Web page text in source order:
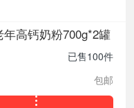
年高钙奶粉700g*2罐
已售100件
包邮